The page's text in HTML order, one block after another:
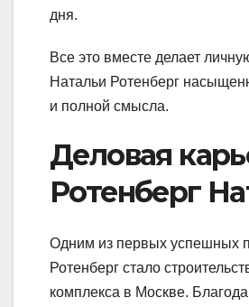
дня.
Все это вместе делает
Натальи Ротенберг
и полной смысла.
Деловая
Ротенберг
Одним из первых успешных
Ротенберг стало
комплекса в Москве.